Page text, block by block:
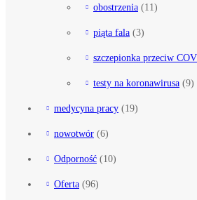
obostrzenia (11)
piąta fala (3)
szczepionka przeciw
testy na koronawirusa (9)
medycyna pracy (19)
nowotwór (6)
Odporność (10)
Oferta (96)